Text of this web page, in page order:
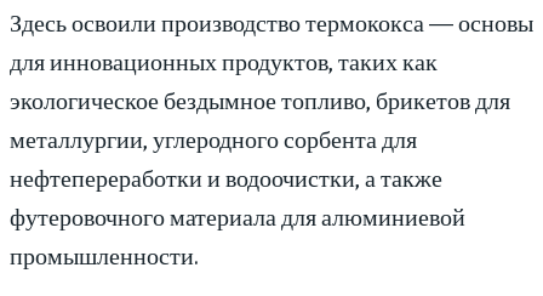
Здесь освоили производство термококса — основы
для инновационных продуктов, таких как
экологическое бездымное топливо, брикетов для
металлургии, углеродного сорбента для
нефтепереработки и водоочистки, а также
футеровочного материала для алюминиевой
промышленности.